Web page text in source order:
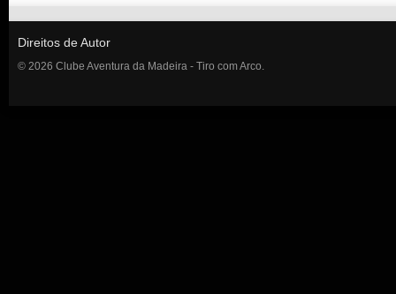
Direitos de Autor
© 2026 Clube Aventura da Madeira - Tiro com Arco.